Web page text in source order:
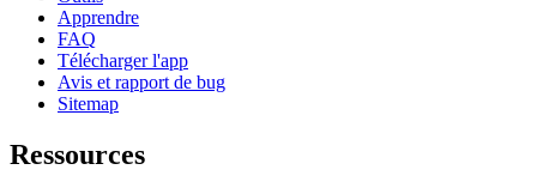
Apprendre
FAQ
Télécharger l'app
Avis et rapport de bug
Sitemap
Ressources